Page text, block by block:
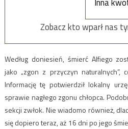
Inna
Zobacz kto wparł nas
Według doniesień, śmierć Alfiego
jako „zgon z przyczyn naturalnych”,
Informację tę potwierdził lokalny
sprawie nagłego zgonu chłopca.
sekcji zwłok. Nie wiadomo również,
się dopiero teraz, aż 16 dni po jego